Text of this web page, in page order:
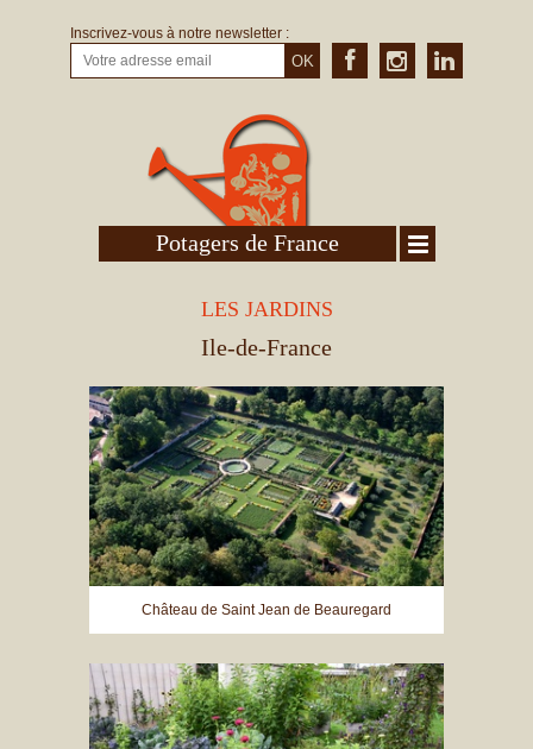
Inscrivez-vous à notre newsletter :
OK
Potagers de France
LES JARDINS
Ile-de-France
Château de Saint Jean de Beauregard